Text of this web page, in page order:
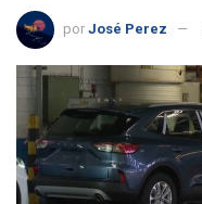
por José Perez